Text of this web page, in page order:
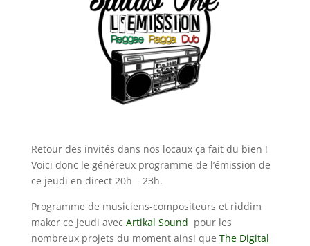
Retour des invités dans nos locaux ça fait du bien !
Voici donc le généreux programme de l’émission de
ce jeudi en direct 20h – 23h.
Programme de musiciens-compositeurs et riddim
maker ce jeudi avec Artikal Sound pour les
nombreux projets du moment ainsi que The Digital